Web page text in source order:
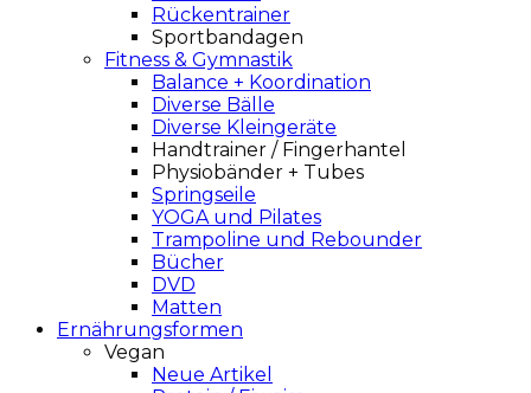
Rückentrainer
Sportbandagen
Fitness & Gymnastik
Balance + Koordination
Diverse Bälle
Diverse Kleingeräte
Handtrainer / Fingerhantel
Physiobänder + Tubes
Springseile
YOGA und Pilates
Trampoline und Rebounder
Bücher
DVD
Matten
Ernährungsformen
Vegan
Neue Artikel